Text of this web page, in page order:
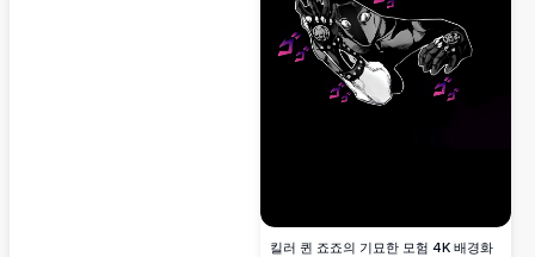
킬러 퀸 죠죠의 기묘한 모험 4K 배경화